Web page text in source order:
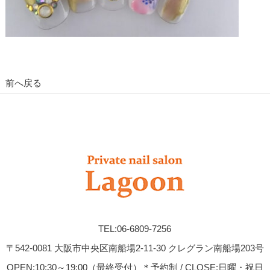
前へ戻る
TEL:06-6809-7256
〒542-0081 大阪市中央区南船場2-11-30 クレグラン南船場203号
OPEN:10:30～19:00（最終受付）＊予約制 / CLOSE:日曜・祝日